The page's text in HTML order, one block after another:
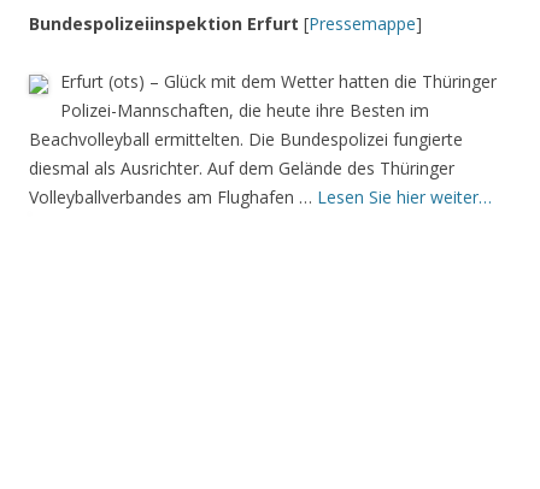
Bundespolizeiinspektion Erfurt [Pressemappe]
Erfurt (ots) – Glück mit dem Wetter hatten die Thüringer
Polizei-Mannschaften, die heute ihre Besten im
Beachvolleyball ermittelten. Die Bundespolizei fungierte
diesmal als Ausrichter. Auf dem Gelände des Thüringer
Volleyballverbandes am Flughafen … Lesen Sie hier weiter…